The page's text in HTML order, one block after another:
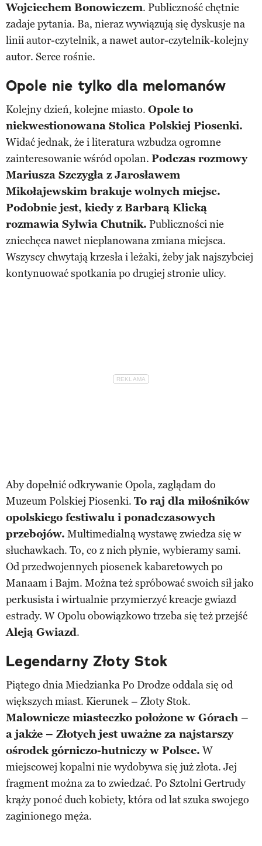
Wojciechem Bonowiczem. Publiczność chętnie
zadaje pytania. Ba, nieraz wywiązują się dyskusje na
linii autor-czytelnik, a nawet autor-czytelnik-kolejny
autor. Serce rośnie.
Opole nie tylko dla melomanów
Kolejny dzień, kolejne miasto. Opole to
niekwestionowana Stolica Polskiej Piosenki.
Widać jednak, że i literatura wzbudza ogromne
zainteresowanie wśród opolan. Podczas rozmowy
Mariusza Szczygła z Jarosławem
Mikołajewskim brakuje wolnych miejsc.
Podobnie jest, kiedy z Barbarą Klicką
rozmawia Sylwia Chutnik. Publiczności nie
zniechęca nawet nieplanowana zmiana miejsca.
Wszyscy chwytają krzesła i leżaki, żeby jak najszybciej
kontynuować spotkania po drugiej stronie ulicy.
Aby dopełnić odkrywanie Opola, zaglądam do
Muzeum Polskiej Piosenki. To raj dla miłośników
opolskiego festiwalu i ponadczasowych
przebojów. Multimedialną wystawę zwiedza się w
słuchawkach. To, co z nich płynie, wybieramy sami.
Od przedwojennych piosenek kabaretowych po
Manaam i Bajm. Można też spróbować swoich sił jako
perkusista i wirtualnie przymierzyć kreacje gwiazd
estrady. W Opolu obowiązkowo trzeba się też przejść
Aleją Gwiazd.
Legendarny Złoty Stok
Piątego dnia Miedzianka Po Drodze oddala się od
większych miast. Kierunek – Złoty Stok.
Malownicze miasteczko położone w Górach –
a jakże – Złotych jest uważne za najstarszy
ośrodek górniczo-hutniczy w Polsce. W
miejscowej kopalni nie wydobywa się już złota. Jej
fragment można za to zwiedzać. Po Sztolni Gertrudy
krąży ponoć duch kobiety, która od lat szuka swojego
zaginionego męża.